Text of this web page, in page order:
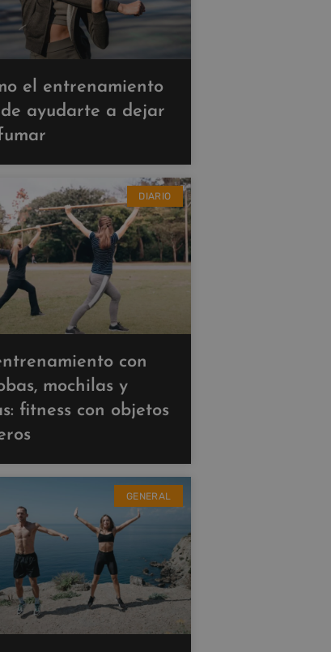
el entrenamiento
ayudarte a dejar
DIARIO
con
mochilas y
fitness con objetos
GENERAL